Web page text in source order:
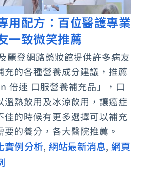
用配方：百位醫護專業
一致微笑推薦
麗登網路藥妝館提供許多病友
充的各種營養成分建議，推薦
倍速 口服營養補充品」，口
溫熱飲用及冰涼飲用，讓癌症
佳的時候有更多選擇可以補充
要的養分，各大醫院推薦。
實例分析, 網站最新消息, 網頁